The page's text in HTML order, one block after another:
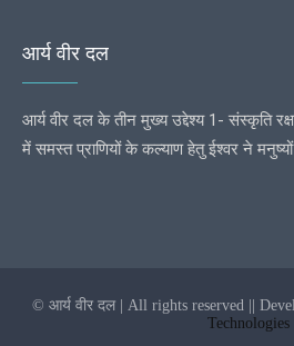
आर्य वीर दल
आर्य वीर दल के तीन मुख्य उद्देश्य 1- संस्कृति
में समस्त प्राणियों के कल्याण हेतु ईश्वर ने मनुष्यों
© आर्य वीर दल | All rights reserved ||
Technologies